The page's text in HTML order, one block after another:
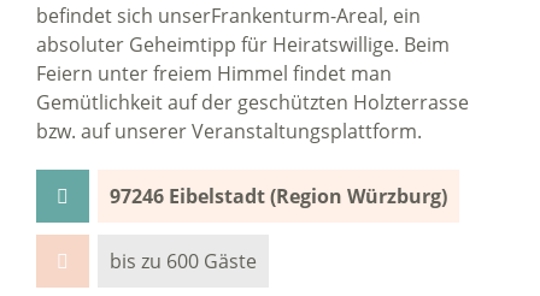
befindet sich unserFrankenturm-Areal, ein
absoluter Geheimtipp für Heiratswillige. Beim
Feiern unter freiem Himmel findet man
Gemütlichkeit auf der geschützten Holzterrasse
bzw. auf unserer Veranstaltungsplattform.
97246 Eibelstadt (Region Würzburg)
bis zu 600 Gäste